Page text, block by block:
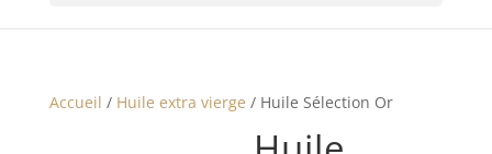
Accueil / Huile extra vierge / Huile Sélection Or